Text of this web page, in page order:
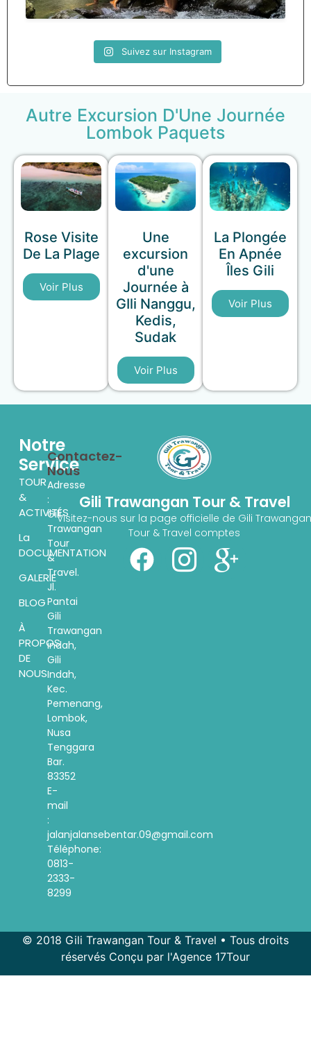
Suivez sur Instagram
Autre Excursion D'Une Journée
Lombok Paquets
Rose Visite
De La Plage
Voir Plus
Une
excursion
d'une
Journée à
GIli Nanggu,
Kedis,
Sudak
Voir Plus
La Plongée
En Apnée
Îles Gili
Voir Plus
Gili Trawangan Tour & Travel
Visitez-nous sur la page officielle de Gili
Tour & Travel comptes
Notre
Service
TOUR
&
ACTIVITÉS
La
DOCUMENTATION
GALERIE
BLOG
À
PROPOS
DE
NOUS
Contactez-
Nous
Adresse
:
Gili
Trawangan
Tour
&
Travel.
Jl.
Pantai
Gili
Trawangan
indah,
Gili
Indah,
Kec.
Pemenang,
Lombok,
Nusa
Tenggara
Bar.
83352
E-
mail
:
jalanjalansebentar.09@gmail.com
Téléphone:
0813-
2333-
8299
© 2018 Gili Trawangan Tour & Travel • Tous droits
réservés Conçu par l'Agence 17Tour